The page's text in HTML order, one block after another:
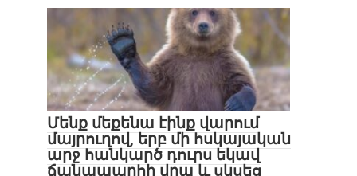
Մենք մեքենա էինք վարում
մայրուղով, երբ մի հսկայական
արջ հանկարծ դուրս եկավ
ճանապարհի վրա և սկսեց